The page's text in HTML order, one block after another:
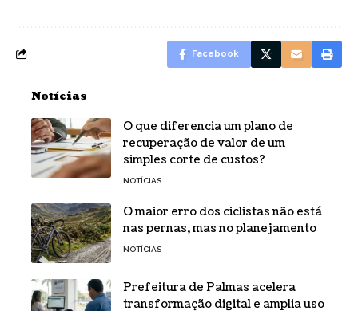
Facebook
Notícias
O que diferencia um plano de
recuperação de valor de um
simples corte de custos?
NOTÍCIAS
O maior erro dos ciclistas não está
nas pernas, mas no planejamento
NOTÍCIAS
Prefeitura de Palmas acelera
transformação digital e amplia uso